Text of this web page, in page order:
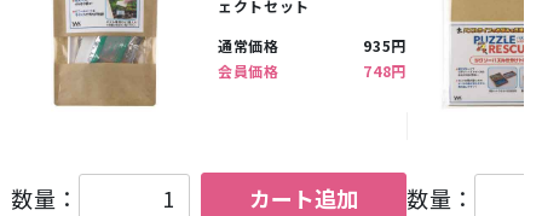
ェクトセット
通常価格
935円
会員価格
748円
数量： カート追加 数量：